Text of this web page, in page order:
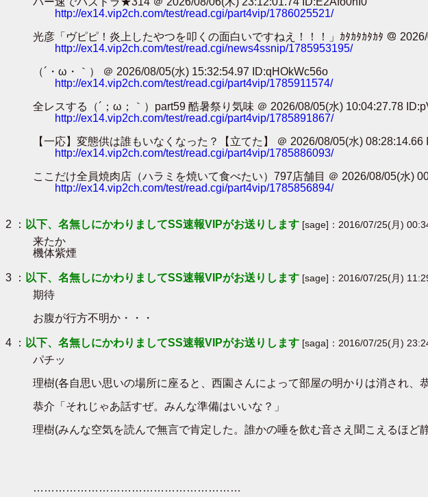
http://ex14.vip2ch.com/test/read.cgi/part4vip/1786025521/
光彦「ヴピピ！炎上したやつを叩くの面白いですねえ！！！」ｶﾀｶﾀｶﾀｶﾀ ＠
http://ex14.vip2ch.com/test/read.cgi/news4ssnip/1785953195/
（´・ω・｀） ＠ 2026/08/05(水) 15:32:54.97 ID:qHOkWc56o
http://ex14.vip2ch.com/test/read.cgi/part4vip/1785911574/
全レスする（´；ω；｀）part59 酷暑祭り気味 ＠ 2026/08/05(水) 10:04:27.78
http://ex14.vip2ch.com/test/read.cgi/part4vip/1785891867/
【一応】変態供は誰もいなくなった？【立てた】 ＠ 2026/08/05(水) 08:28:14.66
http://ex14.vip2ch.com/test/read.cgi/part4vip/1785886093/
ここだけ全員焼肉店（ハラミを焼いて食べたい）797店舗目 ＠ 2026/08/05(水)
http://ex14.vip2ch.com/test/read.cgi/part4vip/1785856894/
2 ： 以下、名無しにかわりましてSS速報VIPがお送りします [sage]：2016/07/25(月)
来たか
機体紫煙
3 ： 以下、名無しにかわりましてSS速報VIPがお送りします [sage]：2016/07/25(月)
期待
お腹が行方不明か・・・
4 ： 以下、名無しにかわりましてSS速報VIPがお送りします [saga]：2016/07/25(月)
パチッ
理樹(各自思い思いの場所に座ると、西園さんによって部屋の明かりは消され
恭介「それじゃあ話すぜ。みんな準備はいいな？」
理樹(みんな空気を読んで無言で肯定した。誰かの唾を飲む音さえ聞こえるほど
…………………………………………………